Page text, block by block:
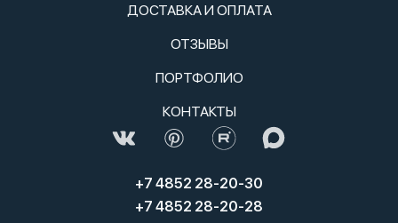
ДОСТАВКА И ОПЛАТА
ОТЗЫВЫ
ПОРТФОЛИО
КОНТАКТЫ
+7 4852 28-20-30
+7 4852 28-20-28